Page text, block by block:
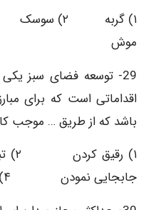
موش
29- توسعه فضای سبز
اقداماتی است که برای
باشد که از طریق … موجب
جابجایی نمودن ۴) محدود کردن